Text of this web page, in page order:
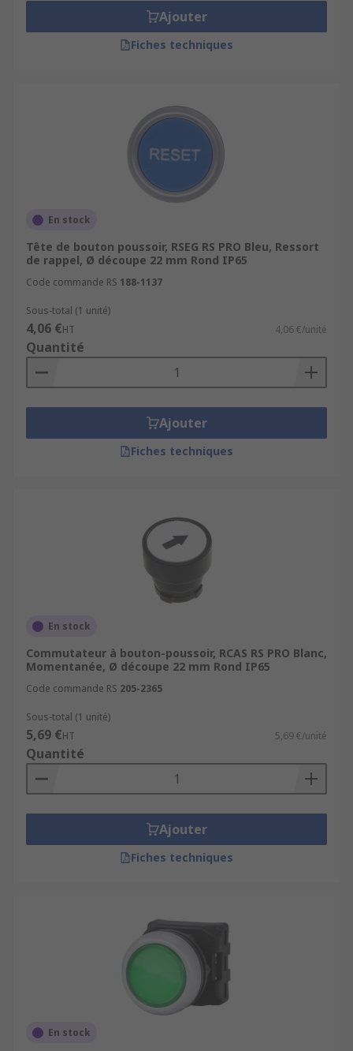
Ajouter
Fiches techniques
En stock
Tête de bouton poussoir, RSEG RS PRO Bleu, Ressort
de rappel, Ø découpe 22 mm Rond IP65
Code commande RS 188-1137
Sous-total (1 unité)
4,06 €HT 4,06 €/unité
Quantité
Ajouter
Fiches techniques
En stock
Commutateur à bouton-poussoir, RCAS RS PRO Blanc,
Momentanée, Ø découpe 22 mm Rond IP65
Code commande RS 205-2365
Sous-total (1 unité)
5,69 €HT 5,69 €/unité
Quantité
Ajouter
Fiches techniques
En stock